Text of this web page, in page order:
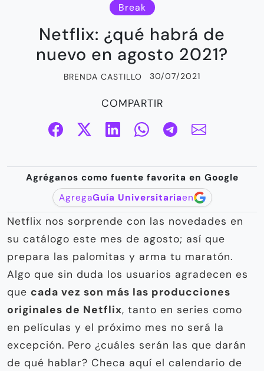
Break
Netflix: ¿qué habrá de
nuevo en agosto 2021?
BRENDA CASTILLO 30/07/2021
COMPARTIR
Agréganos como fuente favorita en Google
AgregaGuía Universitariaen
Netflix nos sorprende con las novedades en
su catálogo este mes de agosto; así que
prepara las palomitas y arma tu maratón.
Algo que sin duda los usuarios agradecen es
que cada vez son más las producciones
originales de Netflix, tanto en series como
en películas y el próximo mes no será la
excepción. Pero ¿cuáles serán las que darán
de qué hablar? Checa aquí el calendario de